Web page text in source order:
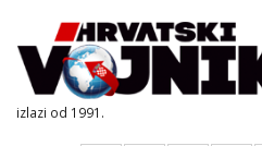
izlazi od 1991.